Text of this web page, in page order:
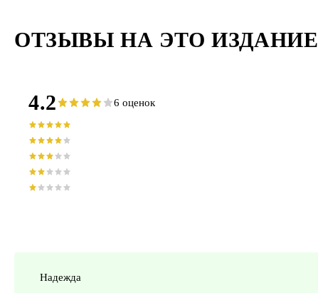
ОТЗЫВЫ НА ЭТО ИЗДАНИЕ
4.2 6 оценок
Надежда